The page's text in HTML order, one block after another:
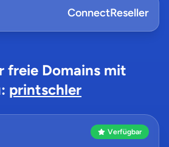
ConnectReseller
freie Domains mit
printschler
Verfügbar